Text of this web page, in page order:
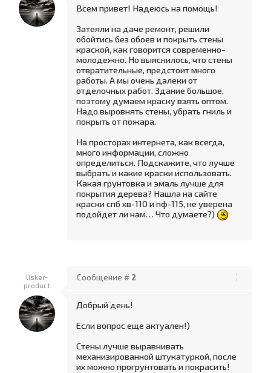
Всем привет! Надеюсь на помощь!
Затеяли на даче ремонт, решили
обойтись без обоев и покрыть стены
краской, как говорится современно-
молодежно. Но выяснилось, что стены
отвратительные, предстоит много
работы. А мы очень далеки от
отделочных работ. Здание большое,
поэтому думаем краску взять оптом.
Надо выровнять стены, убрать гниль и
покрыть от пожара.
На просторах интернета, как всегда,
много информации, сложно
определиться. Подскажите, что лучше
выбрать и какие краски использовать.
Какая грунтовка и эмаль лучше для
покрытия дерева? Нашла на сайте
краски спб хв-110 и пф-115, не уверена
подойдет ли нам… Что думаете?)
lisker-
product
Сообщение # 2
Добрый день!
Если вопрос еще актуален!)
Стены лучше выравнивать
механизированной штукатуркой, после
их можно прогрунтовать и покрасить!